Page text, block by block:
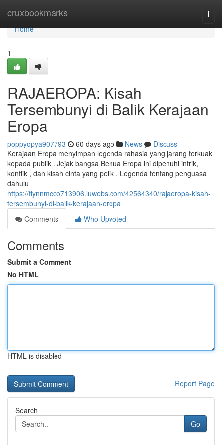
cruxbookmarks
Home
Home
1
RAJAEROPA: Kisah
Tersembunyi di Balik Kerajaan
Eropa
poppyopya907793 60 days ago News
Discuss
Kerajaan Eropa menyimpan legenda rahasia yang jarang terkuak
kepada publik . Jejak bangsa Benua Eropa ini dipenuhi intrik,
konflik , dan kisah cinta yang pelik . Legenda tentang penguasa
dahulu
https://flynnmcco713906.luwebs.com/42564340/rajaeropa-kisah-
tersembunyi-di-balik-kerajaan-eropa
Comments
Who Upvoted
Comments
Submit a Comment
No HTML
HTML is disabled
Report Page
Search
Go